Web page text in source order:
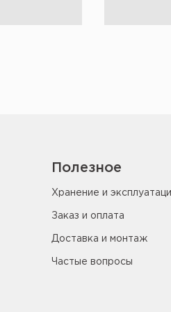
Полезное
Хранение и
Заказ и оплата
Доставка и монтаж
Частые вопросы